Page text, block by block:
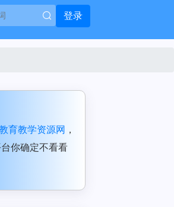
登录
育教学资源网 ，
台你确定不看看